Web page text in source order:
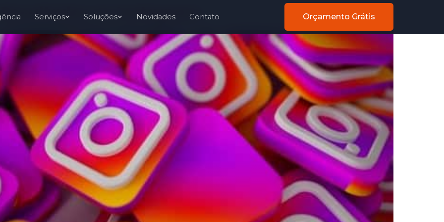
Serviços Soluções Novidades Contato Orçamento Grátis
no Instagram